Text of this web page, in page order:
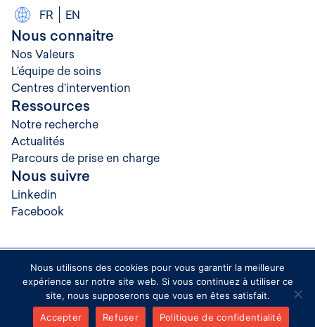
Prendre un RDV →
FR EN
Nous connaitre
Nos Valeurs
L’équipe de soins
Centres d’intervention
Ressources
Notre recherche
Actualités
Parcours de prise en charge
Nous suivre
Linkedin
Facebook
© 2026 Rythmopôle Paris
Crédits
Mentions légales
Politique de confidentialité
Nous utilisons des cookies pour vous garantir la meilleure
expérience sur notre site web. Si vous continuez à utiliser ce
site, nous supposerons que vous en êtes satisfait.
Accepter
Refuser Politique de confidentialité